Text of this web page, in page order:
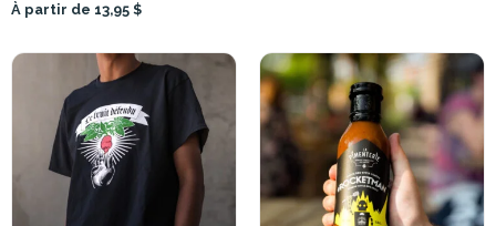
À partir de 13,95 $